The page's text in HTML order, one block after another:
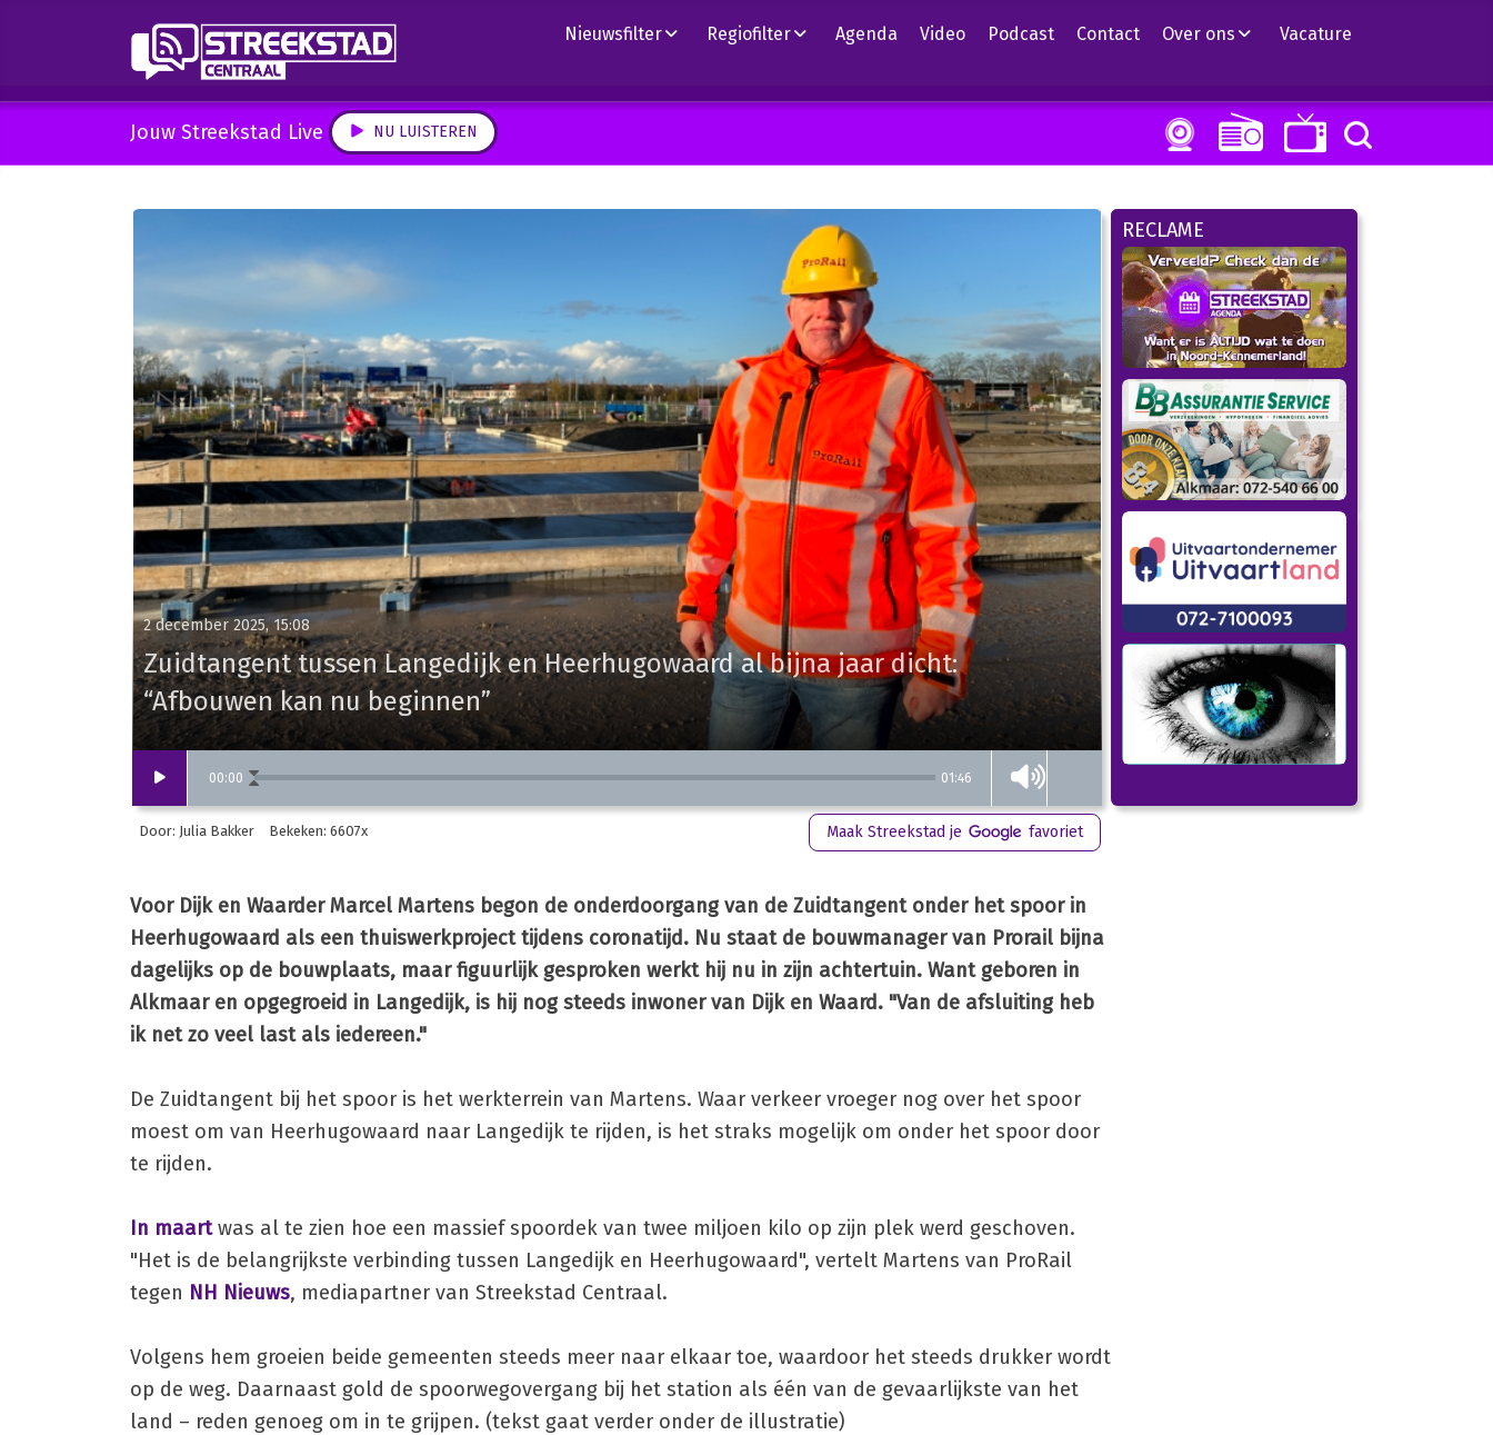
Nieuwsfilter Regiofilter Agenda Video Podcast Contact Over ons Vacature
Jouw Streekstad Live NU LUISTEREN
RECLAME
00:00 01:46
2 december 2025, 15:08
Zuidtangent tussen Langedijk en Heerhugowaard al bijna jaar dicht:
“Afbouwen kan nu beginnen”
Door: Julia Bakker Bekeken: 6607x Maak Streekstad je favoriet
Voor Dijk en Waarder Marcel Martens begon de onderdoorgang van de Zuidtangent onder het spoor in
Heerhugowaard als een thuiswerkproject tijdens coronatijd. Nu staat de bouwmanager van Prorail bijna
dagelijks op de bouwplaats, maar figuurlijk gesproken werkt hij nu in zijn achtertuin. Want geboren in
Alkmaar en opgegroeid in Langedijk, is hij nog steeds inwoner van Dijk en Waard. "Van de afsluiting heb
ik net zo veel last als iedereen."
De Zuidtangent bij het spoor is het werkterrein van Martens. Waar verkeer vroeger nog over het spoor
moest om van Heerhugowaard naar Langedijk te rijden, is het straks mogelijk om onder het spoor door
te rijden.
In maartwas al te zien hoe een massief spoordek van twee miljoen kilo op zijn plek werd geschoven.
"Het is de belangrijkste verbinding tussen Langedijk en Heerhugowaard", vertelt Martens van ProRail
tegen NH Nieuws, mediapartner van Streekstad Centraal.
Volgens hem groeien beide gemeenten steeds meer naar elkaar toe, waardoor het steeds drukker wordt
op de weg. Daarnaast gold de spoorwegovergang bij het station als één van de gevaarlijkste van het
land – reden genoeg om in te grijpen. (tekst gaat verder onder de illustratie)